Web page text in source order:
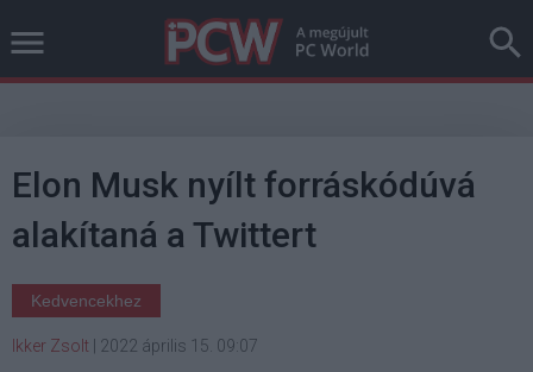
Elon Musk nyílt forráskódúvá
alakítaná a Twittert
Kedvencekhez
Ikker Zsolt 2022 április 15. 09:07